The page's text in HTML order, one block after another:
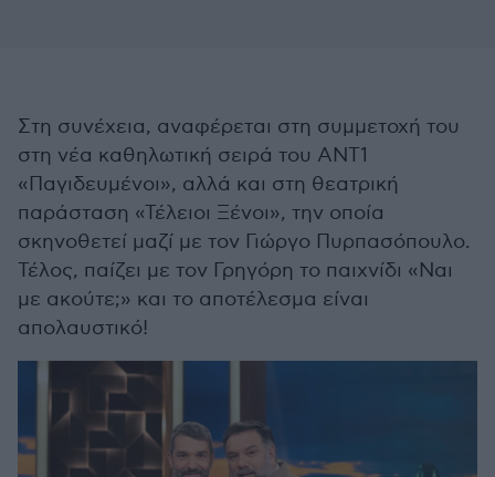
Στη συνέχεια, αναφέρεται στη συμμετοχή του
στη νέα καθηλωτική σειρά του ΑΝΤ1
«Παγιδευμένοι», αλλά και στη θεατρική
παράσταση «Τέλειοι Ξένοι», την οποία
σκηνοθετεί μαζί με τον Γιώργο Πυρπασόπουλο.
Τέλος, παίζει με τον Γρηγόρη το παιχνίδι «Ναι
με ακούτε;» και το αποτέλεσμα είναι
απολαυστικό!